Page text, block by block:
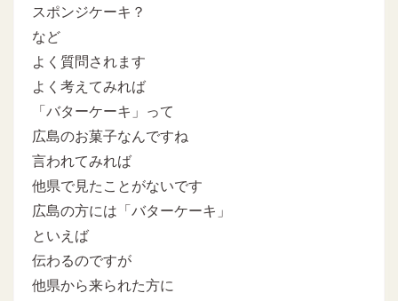
スポンジケーキ？
など
よく質問されます
よく考えてみれば
「バターケーキ」って
広島のお菓子なんですね
言われてみれば
他県で見たことがないです
広島の方には「バターケーキ」
といえば
伝わるのですが
他県から来られた方に